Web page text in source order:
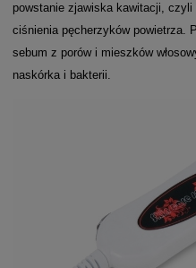
powstanie zjawiska kawitacji, czyli
ciśnienia pęcherzyków powietrza.
sebum z porów i mieszków
naskórka i bakterii.